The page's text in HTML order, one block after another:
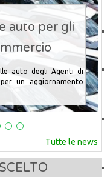
Commercio
in pensione un
domande pi&u...
Tutte le news